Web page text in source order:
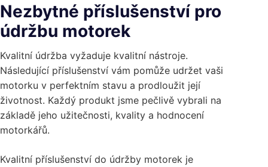
Nezbytné příslušenství pro
údržbu motorek
Kvalitní údržba vyžaduje kvalitní nástroje.
Následující příslušenství vám pomůže udržet vaši
motorku v perfektním stavu a prodloužit její
životnost. Každý produkt jsme pečlivě vybrali na
základě jeho užitečnosti, kvality a hodnocení
motorkářů.
Kvalitní příslušenství do údržby motorek je